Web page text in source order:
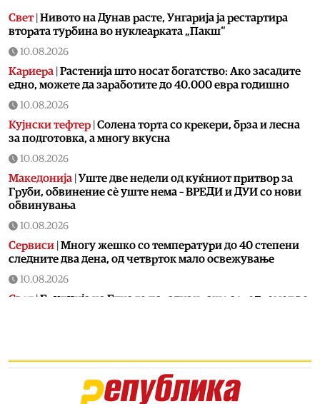
Свет| Нивото на Дунав расте, Унгарија ја рестартира
втората турбина во нуклеарката „Пакш“
10.08.2026
Кариера Растенија што носат богатство: Ако засадите
едно, можете да заработите до 40.000 евра годишно
10.08.2026
Кујнски тефтер Солена торта со крекери, брза и лесна
за подготовка, а многу вкусна
10.08.2026
Македонија Уште две недели од куќниот притвор за
Груби, обвинение сè уште нема – ВРЕДИ и ДУИ со нови
обвинувања
10.08.2026
Сервиси Многу жешко со температури до 40 степени
следните два дена, од четврток мало освежување
10.08.2026
Свет |Ерупција на Етна го парализираше аеродромот во
станот